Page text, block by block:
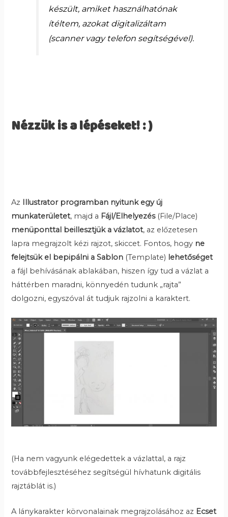
készült, amiket használhatónak
ítéltem, azokat digitalizáltam
(scanner vagy telefon segítségével).
Nézzük is a lépéseket! : )
Az
Illustrator programban nyitunk egy új
munkaterületet, majd a Fájl/Elhelyezés(File/Place)
menüponttal
beillesztjük a vázlatot, az előzetesen
lapra megrajzolt kézi rajzot, skiccet. Fontos, hogy ne
felejtsük el bepipálni a Sablon (Template) lehetőséget
a fájl behívásának ablakában, hiszen így tud a vázlat a
háttérben maradni, könnyedén tudunk „rajta”
dolgozni, egyszóval át tudjuk rajzolni a karaktert.
(Ha nem vagyunk elégedettek a vázlattal, a rajz
továbbfejlesztéséhez segítségül hívhatunk digitális
rajztáblát is.)
A lánykarakter körvonalainak megrajzolásához az Ecset